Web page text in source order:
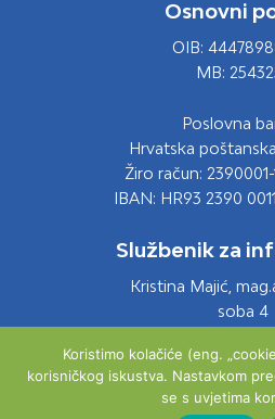
Osnovni
OIB:
MB:
Poslovna
Hrvatska
Žiro račun:
IBAN: HR93 2390
Službenik za
Kristina Majić,
soba 4
Email:
Koristimo kolačiće (eng.
korisničkog iskustva. Nastavkom
se s uvjetima